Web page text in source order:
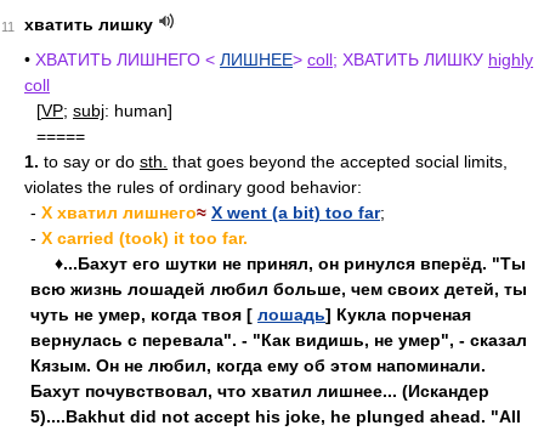
11
хватить лишку
• ХВАТИТЬ ЛИШНЕГО < ЛИШНЕЕ> coll; ХВАТИТЬ ЛИШКУ highly
coll
[VP; subj: human]
=====
1. to say or do sth. that goes beyond the accepted social limits,
violates the rules of ordinary good behavior:
- X хватил лишнего≈ X went (a bit) too far;
- X carried (took) it too far.
♦...Бахут его шутки не принял, он ринулся вперёд. "Ты
всю жизнь лошадей любил больше, чем своих детей, ты
чуть не умер, когда твоя [ лошадь] Кукла порченая
вернулась с перевала". - "Как видишь, не умер", - сказал
Кязым. Он не любил, когда ему об этом напоминали.
Бахут почувствовал, что хватил лишнее... (Искандер
5)....Bakhut did not accept his joke, he plunged ahead. "All